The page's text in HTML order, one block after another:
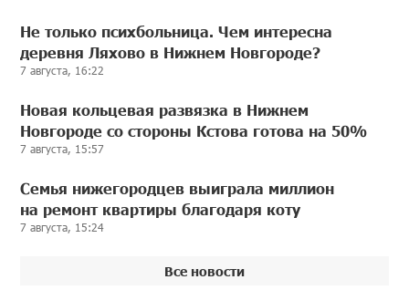
Не только психбольница. Чем интересна
деревня Ляхово в Нижнем Новгороде?
7 августа, 16:22
Новая кольцевая развязка в Нижнем
Новгороде со стороны Кстова готова на 50%
7 августа, 15:57
Семья нижегородцев выиграла миллион
на ремонт квартиры благодаря коту
7 августа, 15:24
Все новости